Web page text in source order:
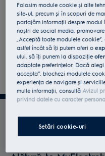
Profită la
Electrolux
Folosim module cookie și alte
site-ul, precum și în scopuri de
partajăm informaţii despre modul
noștri de social media,
„Acceptă toate modulele
astfel încât să îţi putem oferi o
ului, să îţi punem la dispoziţie
adaptate preferinţelor. Dacă
accepta”, blochezi modulele
experienţa de navigare și
multe informaţii, consultă Avizul
privind datele cu caracter
Setări cookie-uri